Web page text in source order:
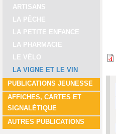
ARTISANS
LA PÊCHE
LA PETITE ENFANCE
LA PHARMACIE
LE VÉLO
LA VIGNE ET LE VIN
PUBLICATIONS JEUNESSE
AFFICHES, CARTES ET
SIGNALÉTIQUE
AUTRES PUBLICATIONS